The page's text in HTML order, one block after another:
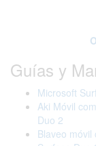
Guías y
Microsoft
Aki Móvil
Duo 2
Blaveo